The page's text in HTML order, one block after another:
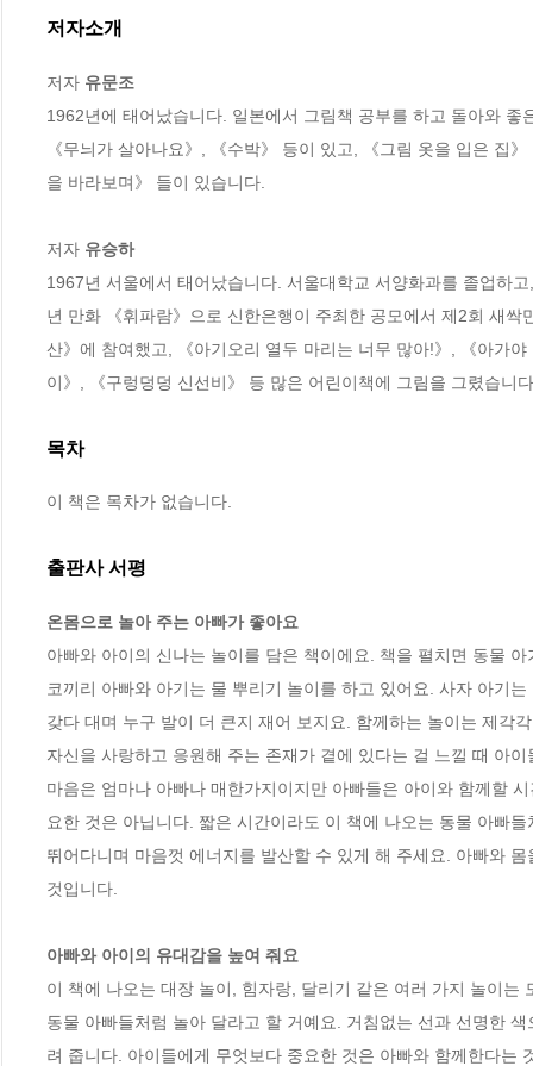
저자소개
저자 유문조
1962년에 태어났습니다. 일본에서 그림책 공부를 하고 돌아와
《무늬가 살아나요》, 《수박》 등이 있고, 《그림 옷을 입은 집
을 바라보며》 들이 있습니다.
저자 유승하
1967년 서울에서 태어났습니다. 서울대학교 서양화과를 졸업하
년 만화 《휘파람》으로 신한은행이 주최한 공모에서 제2회 새
산》에 참여했고, 《아기오리 열두 마리는 너무 많아!》, 《아가
이》, 《구렁덩덩 신선비》 등 많은 어린이책에 그림을 그렸습니
목차
이 책은 목차가 없습니다.
출판사 서평
온몸으로 놀아 주는 아빠가 좋아요
아빠와 아이의 신나는 놀이를 담은 책이에요. 책을 펼치면 동물
코끼리 아빠와 아기는 물 뿌리기 놀이를 하고 있어요. 사자 아기
갖다 대며 누구 발이 더 큰지 재어 보지요. 함께하는 놀이는 제각
자신을 사랑하고 응원해 주는 존재가 곁에 있다는 걸 느낄 때 아
마음은 엄마나 아빠나 매한가지이지만 아빠들은 아이와 함께할
요한 것은 아닙니다. 짧은 시간이라도 이 책에 나오는 동물 아빠
뛰어다니며 마음껏 에너지를 발산할 수 있게 해 주세요. 아빠와
것입니다.
아빠와 아이의 유대감을 높여 줘요
이 책에 나오는 대장 놀이, 힘자랑, 달리기 같은 여러 가지 놀이
동물 아빠들처럼 놀아 달라고 할 거예요. 거침없는 선과 선명한
려 줍니다. 아이들에게 무엇보다 중요한 것은 아빠와 함께한다는